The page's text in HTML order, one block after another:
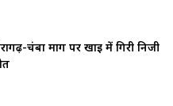
चंबा मार्ग पर खाई में गिरी निजी